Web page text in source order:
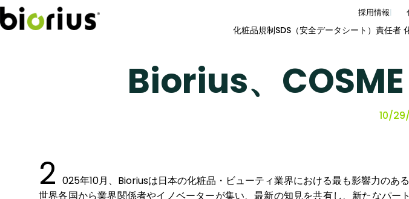
採用情報
化粧品規制SDS（安全データシート） 責任者
Biorius、
10/
2 025年10月、Bioriusは日本の化粧品・ビューティ業界における最も影響力のあ
世界各国から業界関係者やイノベーターが集い、最新の知見を共有し、新たなパ